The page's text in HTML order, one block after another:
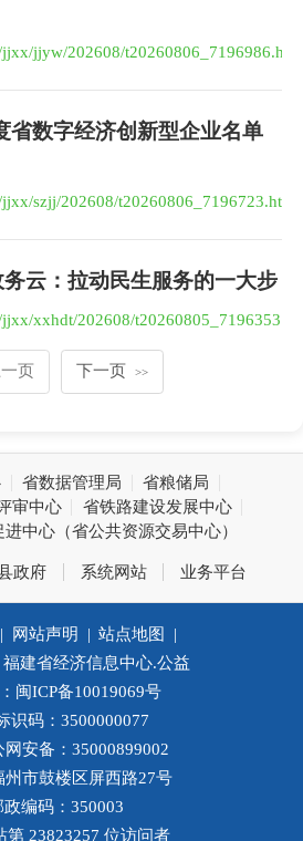
jjyw/202608/t20260806_7196986.htm
省数字经济创新型企业名单
szjj/202608/t20260806_7196723.htm
务云：拉动民生服务的一大步
xxhdt/202608/
一页 下一页 >>
省数据管理局
省粮储局
审中心
省铁路建设发展中心
中心（省公共资源交易中心）
政府 系统网站 业务平台
| 网站声明 | 站点地图 |
建省经济信息中心.公益
闽ICP备10019069号
识码：3500000077
网安备：35000899002
州市鼓楼区屏西路27号
政编码：350003
第 23823257 位访问者